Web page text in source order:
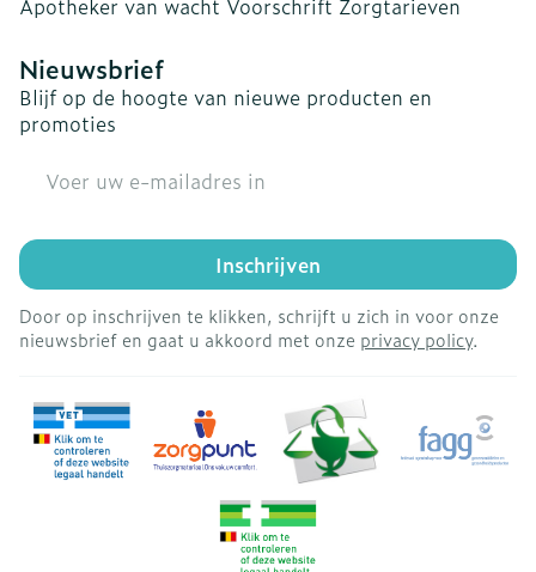
Apotheker van wacht Voorschrift Zorgtarieven
Nieuwsbrief
Blijf op de hoogte van nieuwe producten en
promoties
Inschrijven
Door op inschrijven te klikken, schrijft u zich in voor onze
nieuwsbrief en gaat u akkoord met onze privacy policy.